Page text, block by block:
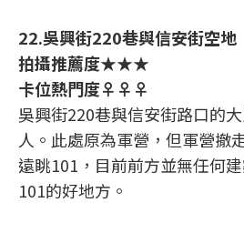
22.吳興街220巷與信安街空地
拍攝推薦度★★★
卡位熱門度♀♀♀
吳興街220巷與信安街路口的
人。此處原為軍營，但軍營撤
遠眺101，目前前方並無任何
101的好地方。